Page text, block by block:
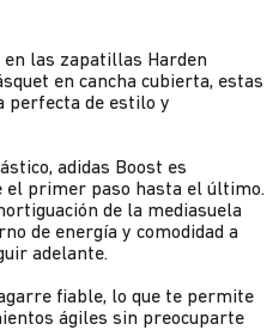
en las zapatillas Harden
en cancha cubierta, estas
perfecta de estilo y
adidas Boost es
el primer paso hasta el último.
de la mediasuela
de energía y comodidad a
adelante.
fiable, lo que te permite
ágiles sin preocuparte